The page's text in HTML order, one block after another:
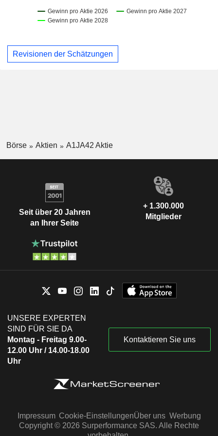
Revisionen der Schätzungen
Börse Aktien A1JA42 Aktie
Seit über 20 Jahren
an Ihrer Seite
+ 1.300.000
Mitglieder
UNSERE EXPERTEN
SIND FÜR SIE DA
Montag - Freitag 9.00-
12.00 Uhr / 14.00-18.00
Uhr
Kontaktieren Sie uns
Impressum Cookie-EinstellungenÜber uns Werbung
Copyright © 2026 Surperformance SAS. Alle Rechte